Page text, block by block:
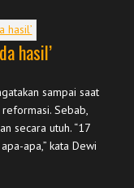
hasil’
sampai saat
Sebab,
secara utuh. “17
apa,” kata Dewi